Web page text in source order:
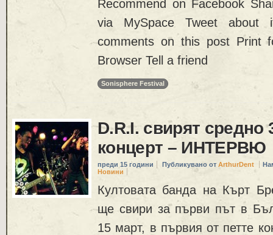
Recommend on Facebook
via MySpace Tweet about
comments on this post Print
Browser Tell a friend
Sonisphere Festival
D.R.I. свирят средно
концерт – ИНТЕРВЮ
преди 15 години Публикувано от ArthurDent
Новини
Култовата банда на Кърт
ще свири за първи път в
15 март, в първия от петте